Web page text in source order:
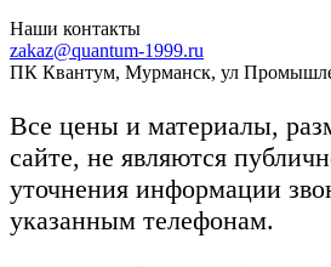
Наши контакты
zakaz@quantum-1999.ru
ПК Квантум, Мурманск, ул
Все цены и материалы,
сайте, не являются
уточнения информации
указанным телефонам.